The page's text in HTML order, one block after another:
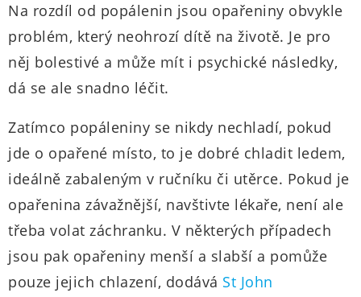
Na rozdíl od popálenin jsou opařeniny obvykle
problém, který neohrozí dítě na životě. Je pro
něj bolestivé a může mít i psychické následky,
dá se ale snadno léčit.
Zatímco popáleniny se nikdy nechladí, pokud
jde o opařené místo, to je dobré chladit ledem,
ideálně zabaleným v ručníku či utěrce. Pokud je
opařenina závažnější, navštivte lékaře, není ale
třeba volat záchranku. V některých případech
jsou pak opařeniny menší a slabší a pomůže
pouze jejich chlazení, dodává St John